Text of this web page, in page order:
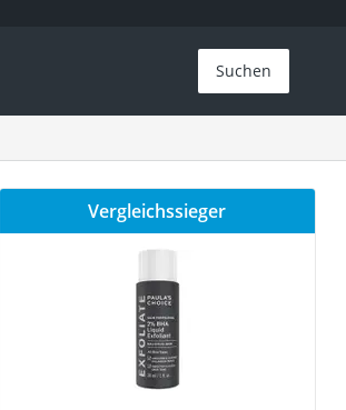
Suchen
Vergleichssieger